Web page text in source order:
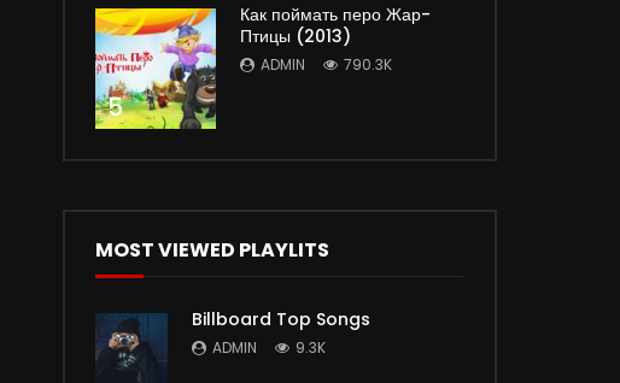
5
Как поймать перо Жар-
Птицы (2013)
ADMIN 790.3K
MOST VIEWED PLAYLITS
Billboard Top Songs
ADMIN 9.3K